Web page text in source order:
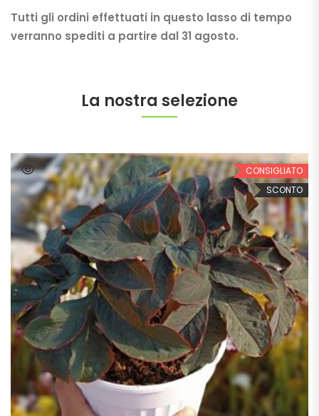
Tutti gli ordini effettuati in questo lasso di tempo
verranno spediti a partire dal 31 agosto.
La nostra selezione
CONSIGLIATO
SCONTO